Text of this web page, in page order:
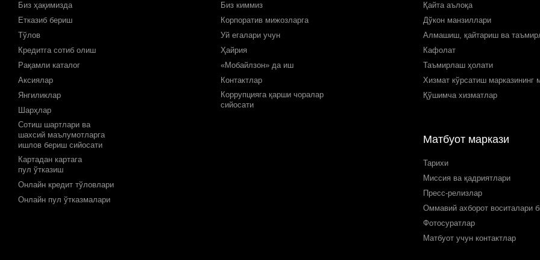
Биз ҳақимизда
Етказиб бериш
Тўлов
Кредитга сотиб олиш
Рақамли каталог
Аксиялар
Янгиликлар
Шарҳлар
Сотиш шартлари ва
шахсий маълумотларга
ишлов бериш сийосати
Картадан картага
пул ўтказиш
Онлайн кредит тўловлари
Онлайн пул ўтказмалари
Биз киммиз
Корпоратив мижозларга
Уй егалари учун
Ҳайрия
«Мобайлзон» да иш
Контактлар
Коррупцияга қарши чоралар
сийосати
Қайта аълоқа
Дўкон манзиллари
Алмашиш, қайтариш ва
Кафолат
Таъмирлаш ҳолати
Хизмат кўрсатиш марказининг
Қўшимча хизматлар
Матбуот маркази
Тарихи
Миссия ва қадриятлари
Пресс-релизлар
Оммавий ахборот воситалари
Фотосуратлар
Матбуот учун контактлар